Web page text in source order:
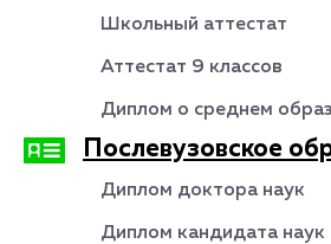
Школьный аттестат
Аттестат 9 классов
Диплом о среднем
Послевузовское
Диплом доктора наук
Диплом кандидата наук